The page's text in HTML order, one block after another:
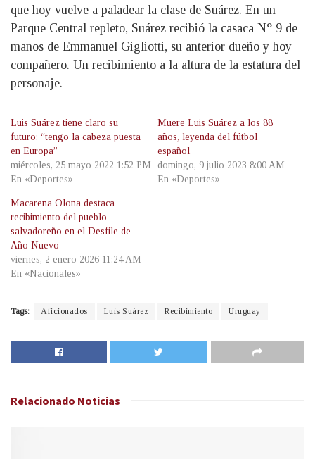
que hoy vuelve a paladear la clase de Suárez. En un
Parque Central repleto, Suárez recibió la casaca N° 9 de
manos de Emmanuel Gigliotti, su anterior dueño y hoy
compañero. Un recibimiento a la altura de la estatura del
personaje.
Luis Suárez tiene claro su
futuro: “tengo la cabeza puesta
en Europa”
miércoles, 25 mayo 2022 1:52 PM
En «Deportes»
Muere Luis Suárez a los 88
años, leyenda del fútbol
español
domingo, 9 julio 2023 8:00 AM
En «Deportes»
Macarena Olona destaca
recibimiento del pueblo
salvadoreño en el Desfile de
Año Nuevo
viernes, 2 enero 2026 11:24 AM
En «Nacionales»
Tags: Aficionados Luis Suárez Recibimiento Uruguay
Relacionado Noticias